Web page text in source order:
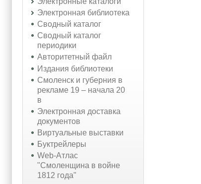
Электронная библиотека
Сводный каталог
Сводный каталог
периодики
Авторитетный файл
Издания библиотеки
Смоленск и губерния в
рекламе 19 – начала 20
в
Электронная доставка
документов
Виртуальные выставки
Буктрейлеры
Web-Атлас
"Смоленщина в войне
1812 года"